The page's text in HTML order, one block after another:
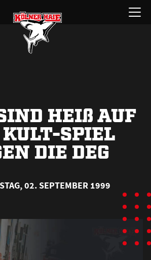
Menü
öffnen
HEIß AUF
SPIEL
DIE DEG
02. SEPTEMBER 1999